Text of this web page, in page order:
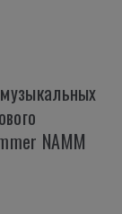
NAMM